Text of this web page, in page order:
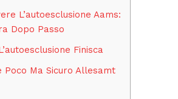
L’autoesclusione Aams:
Dopo Passo
Finisca
Poco Ma Sicuro Allesamt